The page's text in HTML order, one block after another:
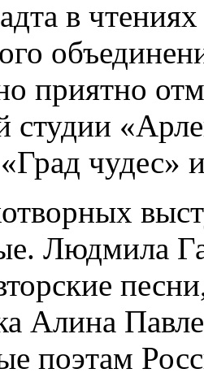
в
приятно
студии
«Град
Людмила
Алина
поэтам